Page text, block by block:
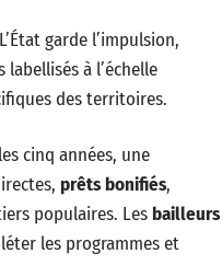
garde l’impulsion,
à l’échelle
des territoires.
cinq années, une
prêts bonifiés,
populaires. Les bailleurs
les programmes et